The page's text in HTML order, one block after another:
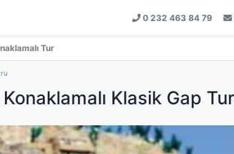
0 232 463 84 79
Tur
Klasik Gap